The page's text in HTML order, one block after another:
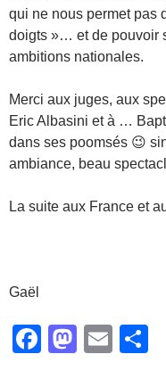
qui ne nous permet pas
doigts »… et de pouvoir
ambitions nationales.
Merci aux juges, aux
Eric Albasini et à …
dans ses poomsés 😉
ambiance, beau
La suite aux France et
Gaël
F
M
E